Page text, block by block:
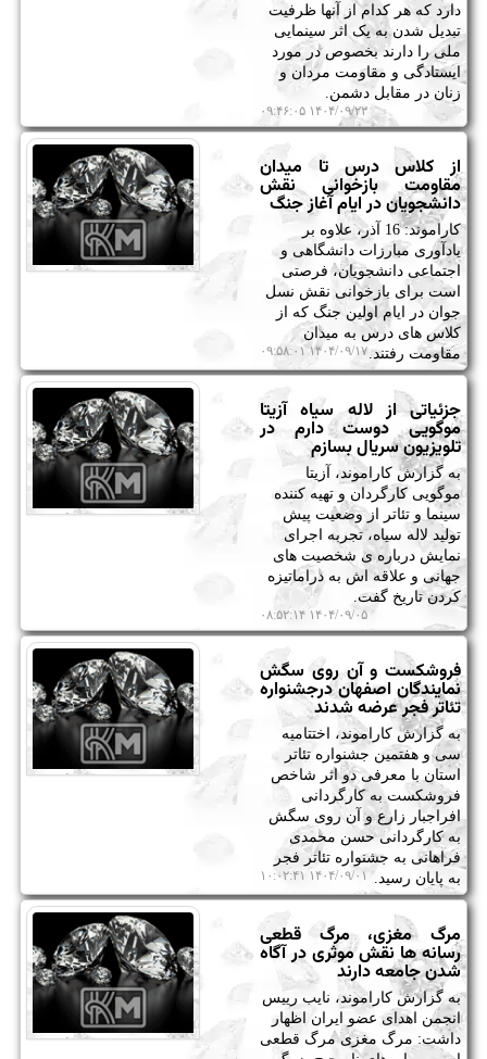
دارد که هر کدام از آنها ظرفیت
تبدیل شدن به یک اثر سینمایی
ملی را دارند بخصوص در مورد
ایستادگی و مقاومت مردان و
زنان در مقابل دشمن.
۱۴۰۴/۰۹/۲۲ ۰۹:۴۶:۰۵
از کلاس درس تا میدان
مقاومت بازخوانی نقش
دانشجویان در ایام آغاز جنگ
کاراموند: 16 آذر، علاوه بر
یادآوری مبارزات دانشگاهی و
اجتماعی دانشجویان، فرصتی
است برای بازخوانی نقش نسل
جوان در ایام اولین جنگ که از
کلاس های درس به میدان
مقاومت رفتند.۱۴۰۴/۰۹/۱۷ ۰۹:۵۸:۰۱
جزئیاتی از لاله سیاه آزیتا
موگویی دوست دارم در
تلویزیون سریال بسازم
به گزارش کاراموند، آزیتا
موگویی کارگردان و تهیه کننده
سینما و تئاتر از وضعیت پیش
تولید لاله سیاه، تجربه اجرای
نمایش درباره ی شخصیت های
جهانی و علاقه اش به دراماتیزه
کردن تاریخ گفت.
۱۴۰۴/۰۹/۰۵ ۰۸:۵۲:۱۴
فروشکست و آن روی سگش
نمایندگان اصفهان درجشنواره
تئاتر فجر عرضه شدند
به گزارش کاراموند، اختتامیه
سی و هفتمین جشنواره تئاتر
استان با معرفی دو اثر شاخص
فروشکست به کارگردانی
افراجبار زارع و آن روی سگش
به کارگردانی حسن محمدی
فراهانی به جشنواره تئاتر فجر
به پایان رسید.
۱۴۰۴/۰۹/۰۱ ۱۰:۰۲:۴۱
مرگ مغزی، مرگ قطعی
رسانه ها نقش موثری در آگاه
شدن جامعه دارند
به گزارش کاراموند، نایب رییس
انجمن اهدای عضو ایران اظهار
داشت: مرگ مغزی مرگ قطعی